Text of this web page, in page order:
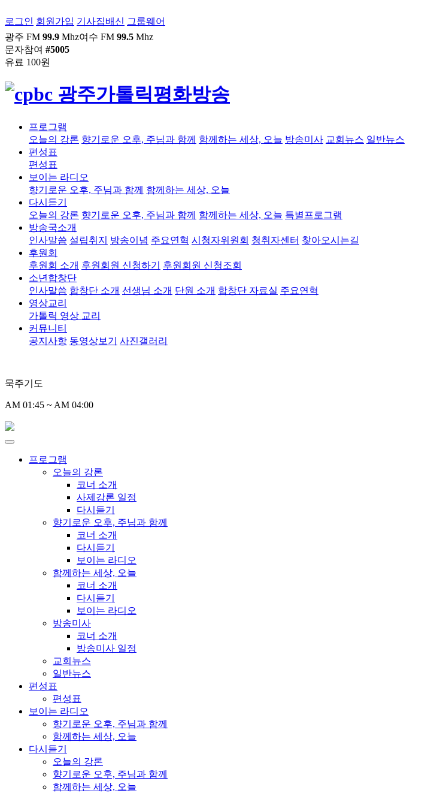
로그인 회원가입 기사집배신 그룹웨어
광주 FM 99.9 Mhz여수 FM 99.5 Mhz
문자참여 #5005
유료 100원
프로그램
오늘의 강론 향기로운 오후, 주님과 함께 함께하는 세상, 오늘 방송미사 교회뉴스 일반뉴스
편성표
편성표
보이는 라디오
향기로운 오후, 주님과 함께 함께하는 세상, 오늘
다시듣기
오늘의 강론 향기로운 오후, 주님과 함께 함께하는 세상, 오늘 특별프로그램
방송국소개
인사말씀 설립취지 방송이념 주요연혁 시청자위원회 청취자센터 찾아오시는길
후원회
후원회 소개 후원회원 신청하기
후원회원 신청조회
소년합창단
인사말씀 합창단 소개 선생님 소개 단원 소개 합창단 자료실 주요연혁
영상교리
가톨릭 영상 교리
커뮤니티
공지사항 동영상보기 사진갤러리
묵주기도
AM 01:45 ~ AM 04:00
프로그램
오늘의 강론
코너 소개
사제강론 일정
다시듣기
향기로운 오후, 주님과 함께
코너 소개
다시듣기
보이는 라디오
함께하는 세상, 오늘
코너 소개
다시듣기
보이는 라디오
방송미사
코너 소개
방송미사 일정
교회뉴스
일반뉴스
편성표
편성표
보이는 라디오
향기로운 오후, 주님과 함께
함께하는 세상, 오늘
다시듣기
오늘의 강론
향기로운 오후, 주님과 함께
함께하는 세상, 오늘